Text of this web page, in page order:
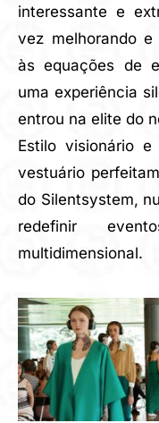
interessante e
vez melhorando e
às equações de
uma experiência
entrou na elite do
Estilo visionário
vestuário
do Silentsystem,
redefinir
multidimensional.